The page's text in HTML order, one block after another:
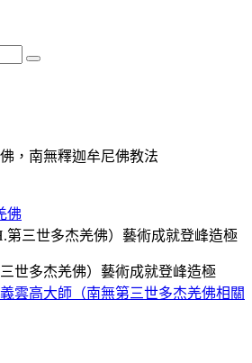
，南無釋迦牟尼佛教法
佛
第三世多杰羌佛）藝術成就登峰造極
義雲高大師（南無第三世多杰羌佛相關